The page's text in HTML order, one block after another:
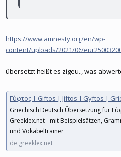
https://www.amnesty.org/en/wp-
content/uploads/2021/06/
übersetzt heißt es zigeu.., was
Γύφτος | Giftos | Jiftos | Gyftos | Griechisch
Griechisch Deutsch Übersetzung für
Greeklex.net - mit Beispielsätzen,
und Vokabeltrainer
de.greeklex.net